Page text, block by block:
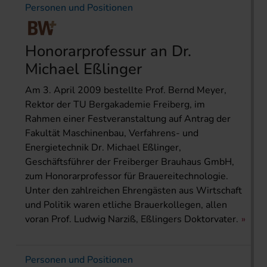
Personen und Positionen
Honorarprofessur an Dr.
Michael Eßlinger
Am 3. April 2009 bestellte Prof. Bernd Meyer,
Rektor der TU Bergakademie Freiberg, im
Rahmen einer Festveranstaltung auf Antrag der
Fakultät Maschinenbau, Verfahrens- und
Energietechnik Dr. Michael Eßlinger,
Geschäftsführer der Freiberger Brauhaus GmbH,
zum Honorarprofessor für Brauereitechnologie.
Unter den zahlreichen Ehrengästen aus Wirtschaft
und Politik waren etliche Brauerkollegen, allen
voran Prof. Ludwig Narziß, Eßlingers Doktorvater.
Personen und Positionen